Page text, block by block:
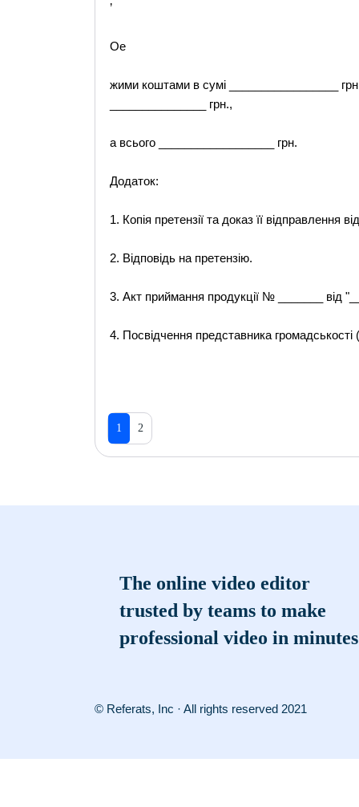
’
Oe
жими коштами в сумі _________________
_______________ грн.,
а всього __________________ грн.
Додаток:
1. Копія претензії та доказ її відправлення
2. Відповідь на претензію.
3. Акт приймання продукції № _______ від
4. Посвідчення представника громадськості
1 2
The online video editor
trusted by teams to make
professional video in minutes
© Referats, Inc · All rights reserved 2021